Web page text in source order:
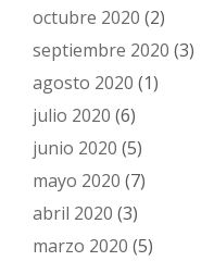
octubre 2020 (2)
septiembre 2020 (3)
agosto 2020 (1)
julio 2020 (6)
junio 2020 (5)
mayo 2020 (7)
abril 2020 (3)
marzo 2020 (5)